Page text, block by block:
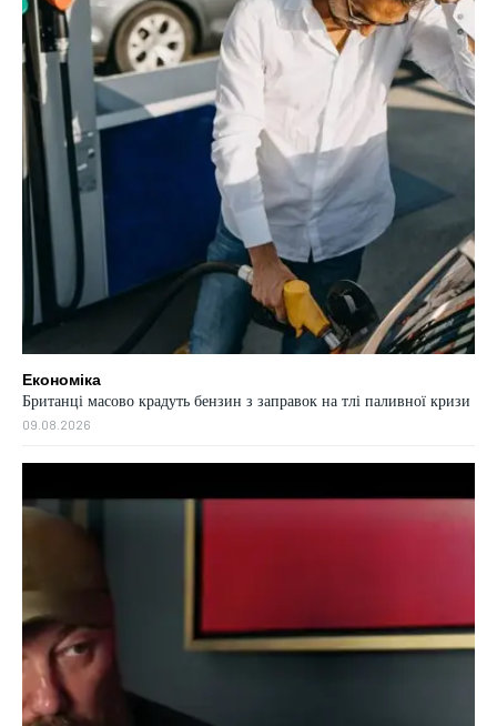
Економіка
Британці масово крадуть бензин з заправок на тлі паливної кризи
09.08.2026